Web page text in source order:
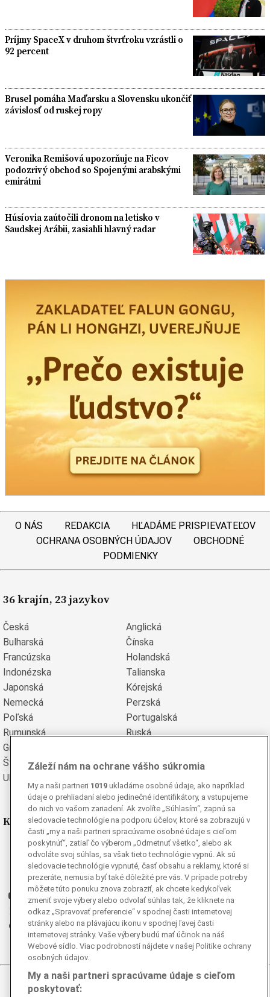
Príjmy SpaceX v druhom štvrťroku vzrástli o
92 percent
Brusel pomáha Maďarsku a Slovensku ukončiť
závislosť od ruskej ropy
Veronika Remišová upozorňuje na Ficov
podozrivý obchod so Spojenými arabskými
emirátmi
Húsíovia zaútočili dronom na letisko v
Saudskej Arábii, zasiahli hlavný radar
O NÁS REDAKCIA
HĽADÁME PRISPIEVATEĽOV
OCHRANA OSOBNÝCH ÚDAJOV
OBCHODNÉ
PODMIENKY
36 krajín, 23 jazykov
Česká
Anglická
Bulharská
Čínska
Francúzska
Holandská
Indonézska
Talianska
Japonská
Kórejská
Nemecká
Perzská
Poľská
Portugalská
Rumunská
Ruská
Grécka
Švédska
Turecká
Ukrajinská
Kde nás nájdete
Facebook
Instagram
Ganjing
Youtube
Twitter
Telegram
RSS
© 2026 Epoch Times Slovensko
Záleží nám na ochrane vášho súkromia
My a naši partneri 1019 ukladáme osobné údaje, ako napríklad
údaje o prehliadaní alebo jedinečné identifikátory, a vstupujeme
do nich vo vašom zariadení. Ak zvolíte „Súhlasím“, zapnú sa
sledovacie technológie na podporu účelov, ktoré sa zobrazujú v
časti „my a naši partneri spracúvame osobné údaje s cieľom
poskytnúť“, zatiaľ čo výberom „Odmetnuť všetko“, alebo ak
odvoláte svoj súhlas, sa však tieto technológie vypnú. Ak sú
sledovacie technológie vypnuté, časť obsahu a reklamy, ktoré si
prezeráte, nemusia byť také dôležité pre vás. V prípade potreby
môžete túto ponuku znova zobraziť, ak chcete kedykoľvek
zmeniť svoje výbery alebo odvolať súhlas tak, že kliknete na
odkaz „Spravovať preferencie“ v spodnej časti internetovej
stránky alebo na plávajúcu ikonu v spodnej ľavej časti
internetovej stránky. Vaše výbery budú mať účinok na náš
Webové sídlo. Viac podrobností nájdete v našej Politike ochrany
osobných údajov.
My a naši partneri spracúvame údaje s cieľom
poskytovať: